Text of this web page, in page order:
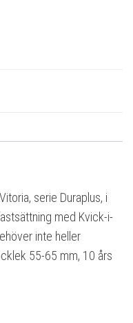
serie Duraplus, i
med Kvick-i-
inte heller
55-65 mm, 10 års